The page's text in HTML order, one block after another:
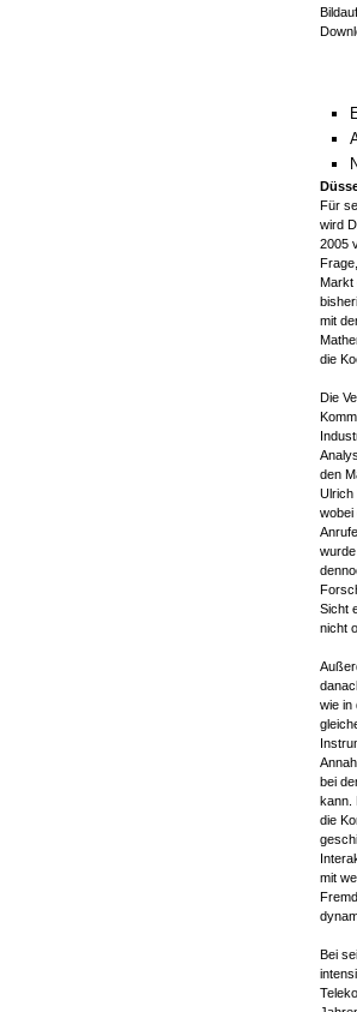
Für
wird
2005
Markt
mit
die
Die
den
Ulrich
wobei
Sicht
nicht
wie in
bei
kann.
die
mit
Bei